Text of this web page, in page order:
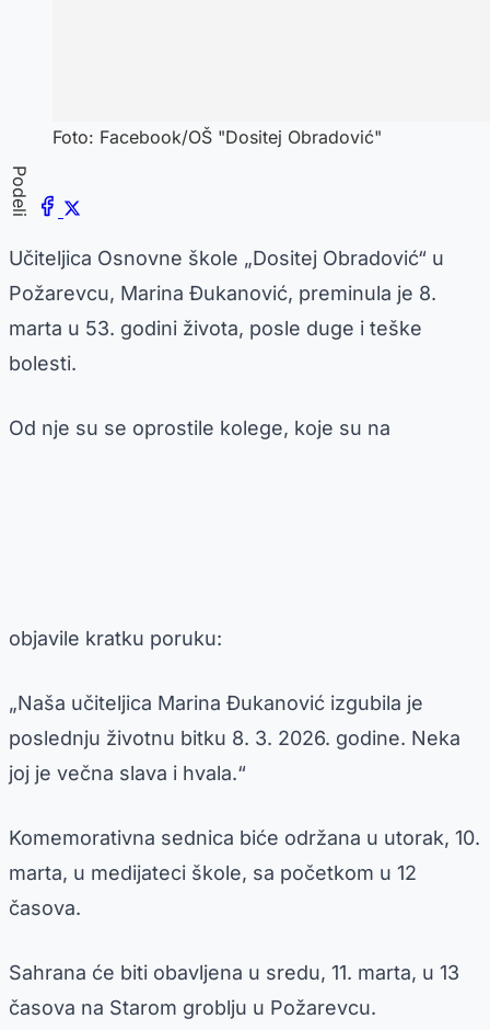
Foto: Facebook/OŠ "Dositej Obradović"
Podeli
Učiteljica Osnovne škole „Dositej Obradović“ u
Požarevcu, Marina Đukanović, preminula je 8.
marta u 53. godini života, posle duge i teške
bolesti.
Od nje su se oprostile kolege, koje su na
objavile kratku poruku:
„Naša učiteljica Marina Đukanović izgubila je
poslednju životnu bitku 8. 3. 2026. godine. Neka
joj je večna slava i hvala.“
Komemorativna sednica biće održana u utorak, 10.
marta, u medijateci škole, sa početkom u 12
časova.
Sahrana će biti obavljena u sredu, 11. marta, u 13
časova na Starom groblju u Požarevcu.